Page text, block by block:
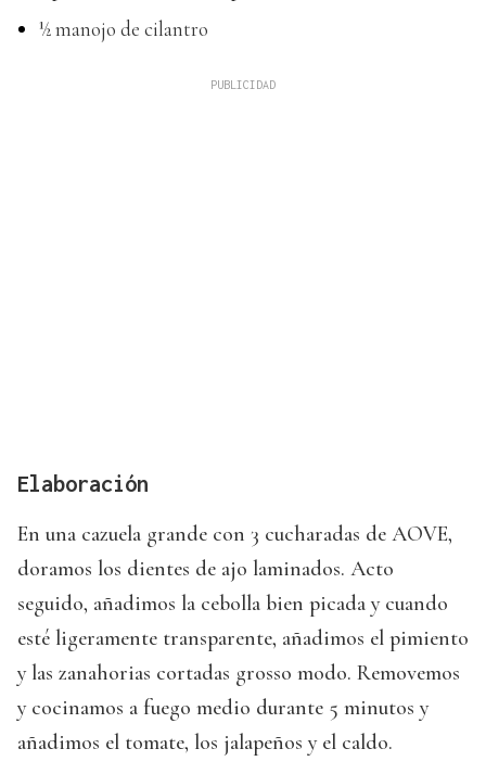
½ manojo de cilantro
Elaboración
En una cazuela grande con 3 cucharadas de AOVE,
doramos los dientes de ajo laminados. Acto
seguido, añadimos la cebolla bien picada y cuando
esté ligeramente transparente, añadimos el pimiento
y las zanahorias cortadas grosso modo. Removemos
y cocinamos a fuego medio durante 5 minutos y
añadimos el tomate, los jalapeños y el caldo.